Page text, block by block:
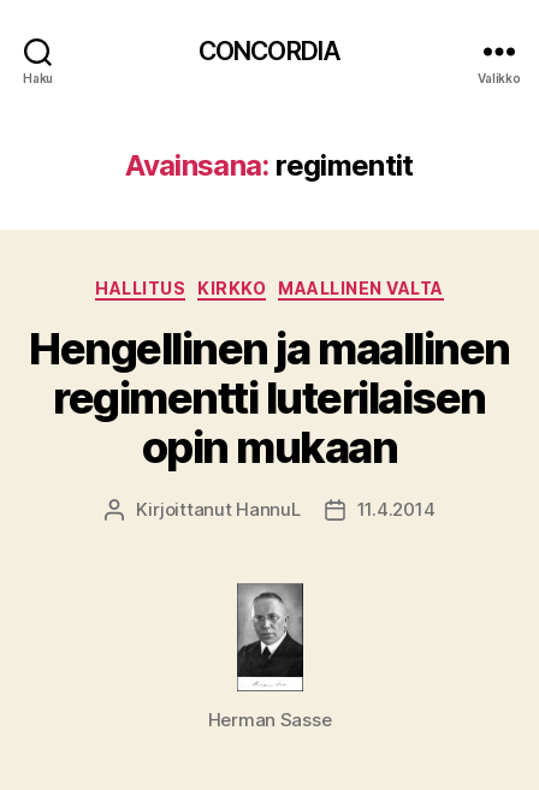
Haku
CONCORDIA
Valikko
Avainsana: regimentit
Kategoriat
HALLITUS KIRKKO MAALLINEN VALTA
Hengellinen ja maallinen
regimentti luterilaisen
opin mukaan
Kirjoittaja
Kirjoittanut HannuL Julkaisupäivämäärä
11.4.2014
Herman Sasse